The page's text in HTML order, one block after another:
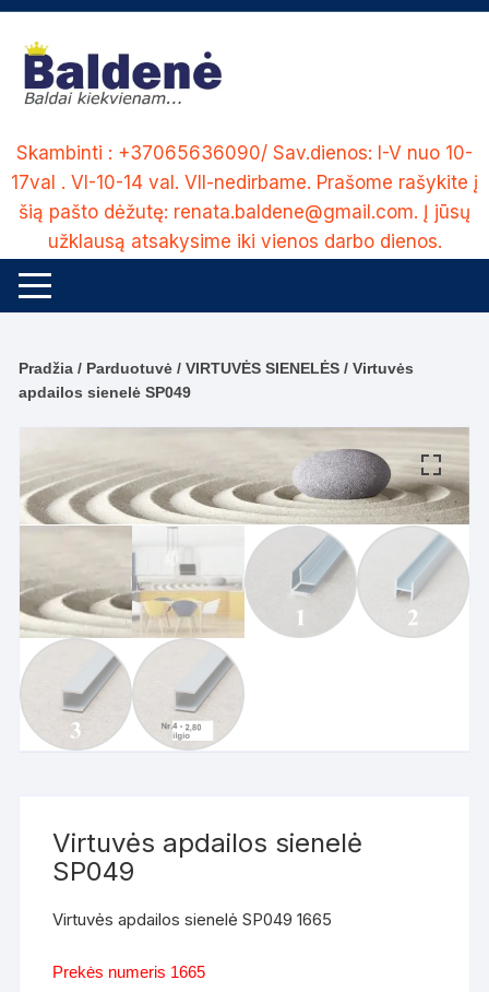
Skip
content
Skambinti : +37065636090/ Sav.dienos: I-V nuo 10-
17val . VI-10-14 val. VII-nedirbame. Prašome rašykite į
šią pašto dėžutę: renata.baldene@gmail.com. Į jūsų
užklausą atsakysime iki vienos darbo dienos.
Pradžia / Parduotuvė /VIRTUVĖS SIENELĖS / Virtuvės
apdailos sienelė SP049
Virtuvės apdailos sienelė
SP049
Virtuvės apdailos sienelė SP049 1665
Prekės numeris 1665